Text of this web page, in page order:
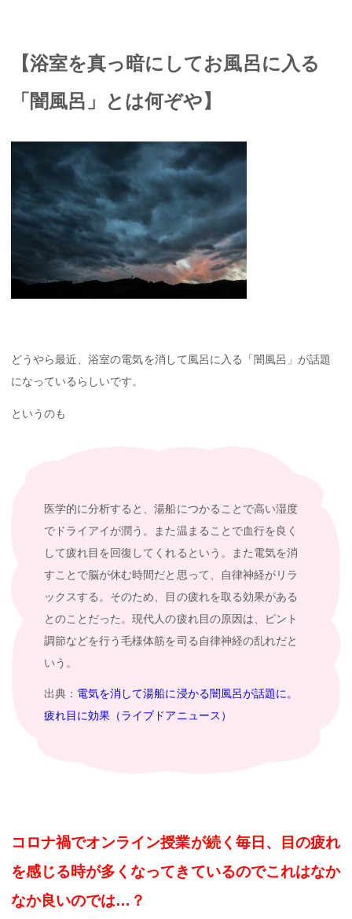
【浴室を真っ暗にしてお風呂に入る
「闇風呂」とは何ぞや】
どうやら最近、浴室の電気を消して風呂に入る「闇風呂」が話題
になっているらしいです。
というのも
医学的に分析すると、湯船につかることで高い湿度
でドライアイが潤う。また温まることで血行を良く
して疲れ目を回復してくれるという。また電気を消
すことで脳が休む時間だと思って、自律神経がリラ
ックスする。そのため、目の疲れを取る効果がある
とのことだった。現代人の疲れ目の原因は、ピント
調節などを行う毛様体筋を司る自律神経の乱れだと
いう。
出典： 電気を消して湯船に浸かる闇風呂が話題に。
疲れ目に効果（ライブドアニュース）
コロナ禍でオンライン授業が続く毎日、目の疲れ
を感じる時が多くなってきているのでこれはなか
なか良いのでは…？